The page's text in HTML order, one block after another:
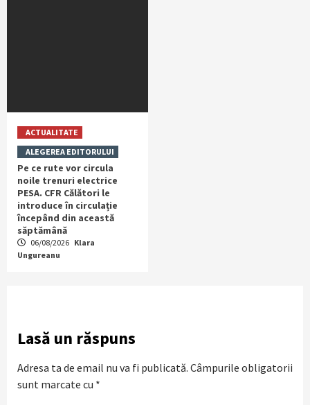
ACTUALITATE
ALEGEREA EDITORULUI
Pe ce rute vor circula
noile trenuri electrice
PESA. CFR Călători le
introduce în circulație
începând din această
săptămână
06/08/2026 Klara
Ungureanu
Lasă un răspuns
Adresa ta de email nu va fi publicată. Câmpurile obligatorii
sunt marcate cu *